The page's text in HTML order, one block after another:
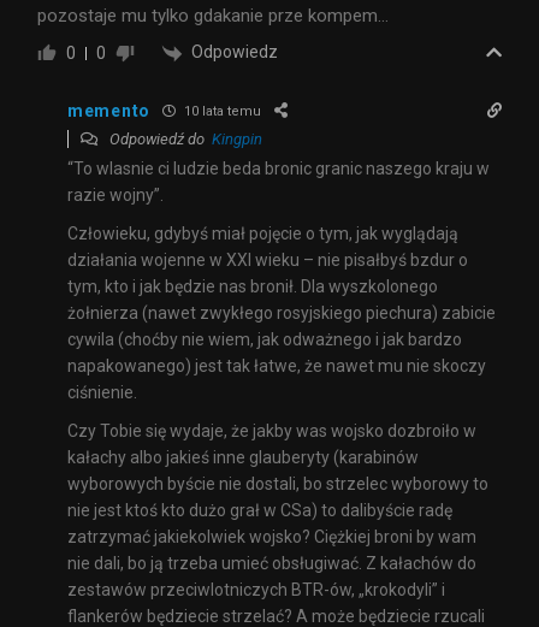
pozostaje mu tylko gdakanie prze kompem…
0 0 Odpowiedz
memento 10 lata temu
Odpowiedź do Kingpin
“To wlasnie ci ludzie beda bronic granic naszego kraju w
razie wojny”.
Człowieku, gdybyś miał pojęcie o tym, jak wyglądają
działania wojenne w XXI wieku – nie pisałbyś bzdur o
tym, kto i jak będzie nas bronił. Dla wyszkolonego
żołnierza (nawet zwykłego rosyjskiego piechura) zabicie
cywila (choćby nie wiem, jak odważnego i jak bardzo
napakowanego) jest tak łatwe, że nawet mu nie skoczy
ciśnienie.
Czy Tobie się wydaje, że jakby was wojsko dozbroiło w
kałachy albo jakieś inne glauberyty (karabinów
wyborowych byście nie dostali, bo strzelec wyborowy to
nie jest ktoś kto dużo grał w CSa) to dalibyście radę
zatrzymać jakiekolwiek wojsko? Ciężkiej broni by wam
nie dali, bo ją trzeba umieć obsługiwać. Z kałachów do
zestawów przeciwlotniczych BTR-ów, „krokodyli” i
flankerów będziecie strzelać? A może będziecie rzucali